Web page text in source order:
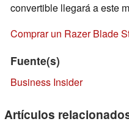
convertible llegará a este
Comprar un Razer Blade
Fuente(s)
Business Insider
Artículos